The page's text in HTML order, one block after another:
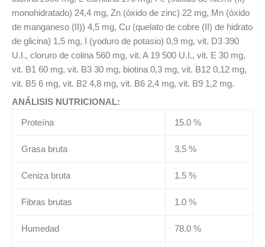
monohidratado) 24,4 mg, Zn (óxido de zinc) 22 mg, Mn (óxido
de manganeso (II)) 4,5 mg, Cu (quelato de cobre (II) de hidrato
de glicina) 1,5 mg, I (yoduro de potasio) 0,9 mg, vit. D3 390
U.I., cloruro de colina 560 mg, vit. A 19 500 U.I., vit. E 30 mg,
vit. B1 60 mg, vit. B3 30 mg, biotina 0,3 mg, vit. B12 0,12 mg,
vit. B5 6 mg, vit. B2 4,8 mg, vit. B6 2,4 mg, vit. B9 1,2 mg.
ANÁLISIS NUTRICIONAL:
Proteína 15.0 %
Grasa bruta 3.5 %
Ceniza bruta 1.5 %
Fibras brutas 1.0 %
Humedad 78.0 %